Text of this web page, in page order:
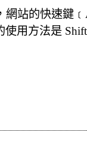
站的快速鍵
用方法是